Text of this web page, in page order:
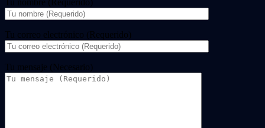
Tu nombre (Requerido)
Tu correo electrónico (Requerido)
Tu mensaje (Necesario)